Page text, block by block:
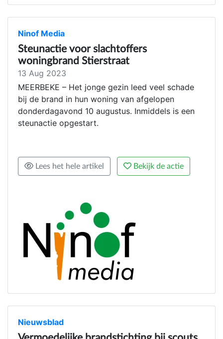
Ninof Media
Steunactie voor slachtoffers
woningbrand Stierstraat
13 Aug 2023
MEERBEKE – Het jonge gezin leed veel schade
bij de brand in hun woning van afgelopen
donderdagavond 10 augustus. Inmiddels is een
steunactie opgestart.
Lees het hele artikel Bekijk de actie
Nieuwsblad